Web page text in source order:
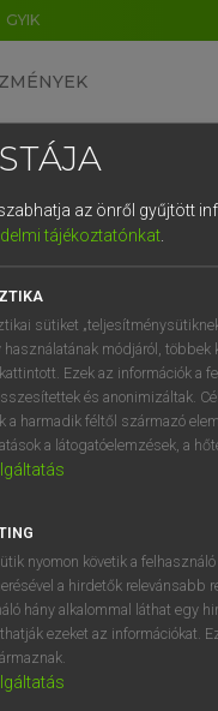
GYIK
angol szótár
szótárainkban
az önről gyűjtött
tájékoztatónkat.
sütiket
módjáról, többek
kattintott. Ezek az információk a
és anonimizáltak.
a harmadik féltől származó
a látogatóelemzések, a
nyomon követik a
a hirdetők relevánsabb
hány alkalommal láthat egy
ezeket az információkat.
CN FR ES IT NL
2 3 4 5
w e r
a s d f g
í y x c